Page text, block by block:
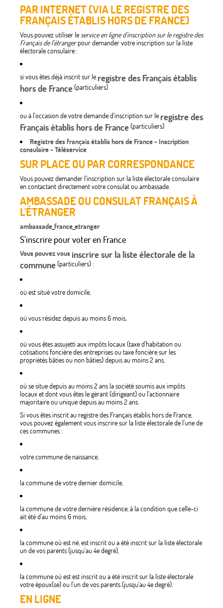
PAR INTERNET (VIA LE REGISTRE DES
FRANÇAIS ÉTABLIS HORS DE FRANCE)
Vous pouvez utiliser leservice en ligne d'inscription sur le registre des
Français de l'étrangerpour demander votre inscription sur la liste
électorale consulaire :
si vous êtes déjà inscrit sur le registre des Français établis
hors de France(particuliers)
ou à l'occasion de votre demande d'inscription sur le registre des
Français établis hors de France(particuliers)
Registre des français établis hors de France - Inscription
consulaire - Téléservice
SUR PLACE OU PAR CORRESPONDANCE
Vous pouvez demander l'inscription sur la liste électorale consulaire
en contactant directement votre consulat ou ambassade.
AMBASSADE OU CONSULAT FRANÇAIS À
L'ÉTRANGER
ambassade_france_etranger
S'inscrire pour voter en France
Vous pouvez vous inscrire sur la liste électorale de la
commune(particuliers) :
où est situé votre domicile,
où vous résidez depuis au moins 6 mois,
où vous êtes assujetti aux impôts locaux (taxe d'habitation ou
cotisations foncière des entreprises ou taxe foncière sur les
propriétés bâties ou non bâties) depuis au moins 2 ans,
où se situe depuis au moins 2 ans la société soumis aux impôts
locaux et dont vous êtes le gérant (dirigeant) ou l'actionnaire
majoritaire ou unique depuis au moins 2 ans.
Si vous êtes inscrit au registre des Français établis hors de France,
vous pouvez également vous inscrire sur la liste électorale de l'une de
ces communes :
votre commune de naissance,
la commune de votre dernier domicile,
la commune de votre dernière résidence, à la condition que celle-ci
ait été d'au moins 6 mois,
la commune où est né, est inscrit ou a été inscrit sur la liste électorale
un de vos parents (jusqu'au 4e degré),
la commune où est est inscrit ou a été inscrit sur la liste électorale
votre époux(se) ou l'un de vos parents (jusqu'au 4e degré).
EN LIGNE